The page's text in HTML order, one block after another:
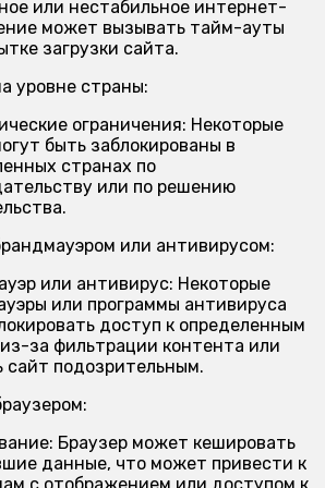
или нестабильное интернет-
может вызывать тайм-ауты
загрузки сайта.
уровне страны:
ограничения: Некоторые
быть заблокированы в
странах по
или по решению
или антивирусом:
или антивирус: Некоторые
или программы антивируса
доступ к определенным
за фильтрации контента или
сайт подозрительным.
Браузер может кешировать
данные, что может привести к
с отображением или доступом к